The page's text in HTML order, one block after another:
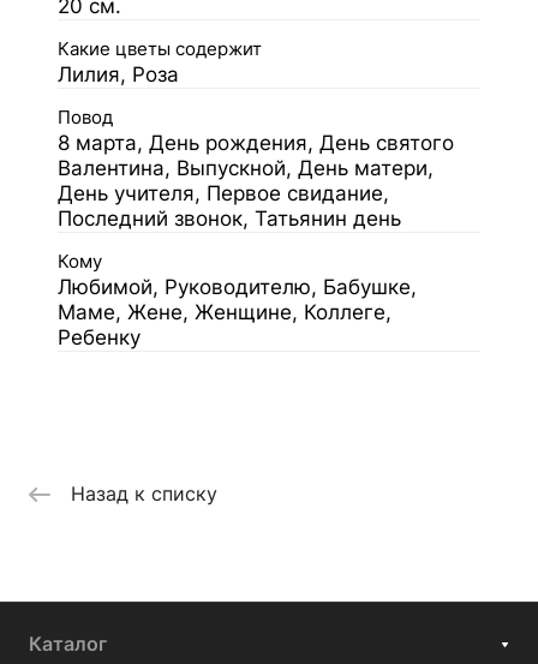
20 см.
Какие цветы содержит
Лилия, Роза
Повод
8 марта, День рождения, День святого
Валентина, Выпускной, День матери,
День учителя, Первое свидание,
Последний звонок, Татьянин день
Кому
Любимой, Руководителю, Бабушке,
Маме, Жене, Женщине, Коллеге,
Ребенку
Назад к списку
Каталог